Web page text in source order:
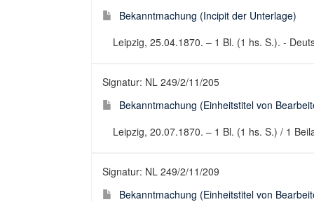
Bekanntmachung (Incipit der Unterlage)
Leipzig, 25.04.1870. – 1 Bl. (1 hs. S.). -
Signatur: NL 249/2/11/205
Bekanntmachung (Einheitstitel von
Leipzig, 20.07.1870. – 1 Bl. (1 hs. S.) / 1
Signatur: NL 249/2/11/209
Bekanntmachung (Einheitstitel von